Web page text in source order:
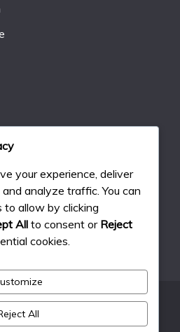
na trawie
trawie
Reserved 2024.
your experience, deliver
analyze traffic. You can
to allow by clicking
All to consent or Reject
cookies.
All